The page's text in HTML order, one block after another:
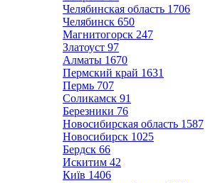
Челябинская область 1706
Челябинск 650
Магнитогорск 247
Златоуст 97
Алматы 1670
Пермский край 1631
Пермь 707
Соликамск 91
Березники 76
Новосибирская область 1587
Новосибирск 1025
Бердск 66
Искитим 42
Київ 1406